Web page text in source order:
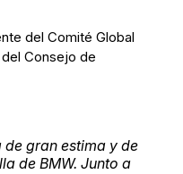
del Comité Global
Consejo de
gran estima y de
de BMW. Junto a